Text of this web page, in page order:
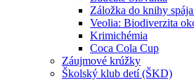
Záložka do knihy
Veolia: Biodiverzita
Krimichémia
Coca Cola Cup
Záujmové krúžky
Školský klub detí (ŠKD)